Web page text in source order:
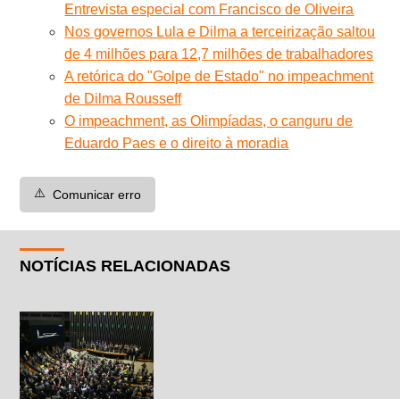
Entrevista especial com Francisco de Oliveira
Nos governos Lula e Dilma a terceirização saltou
de 4 milhões para 12,7 milhões de trabalhadores
A retórica do "Golpe de Estado" no impeachment
de Dilma Rousseff
O impeachment, as Olimpíadas, o canguru de
Eduardo Paes e o direito à moradia
⚠️ Comunicar erro
NOTÍCIAS RELACIONADAS